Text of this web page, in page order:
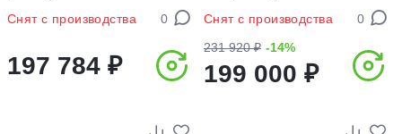
Снят с производства 0
197 784 ₽
Снят с производства
0
231 920 ₽ -14%
199 000 ₽